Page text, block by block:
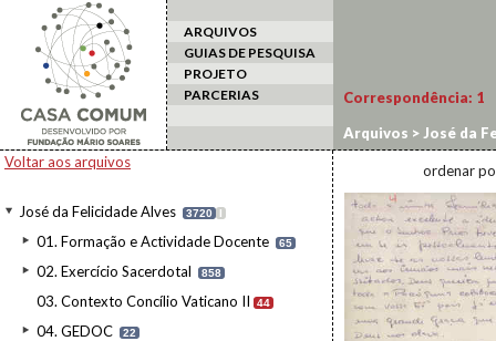
ARQUIVOS
GUIAS DE PESQUISA
PROJETO
PARCERIAS
Voltar aos arquivos
José da Felicidade Alves 3720 I
01. Formação e Actividade Docente 65
02. Exercício Sacerdotal 858
03. Contexto Concílio Vaticano II 44
04. GEDOC 22
Correspondência: 1
Arquivos > José da
ordenar